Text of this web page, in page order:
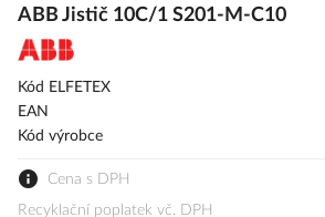
na
galerie
s
ABB Jistič 10C/1 S201-M-C10
Kód ELFETEX
EAN
Kód výrobce
Cena s DPH
Recyklační poplatek vč. DPH